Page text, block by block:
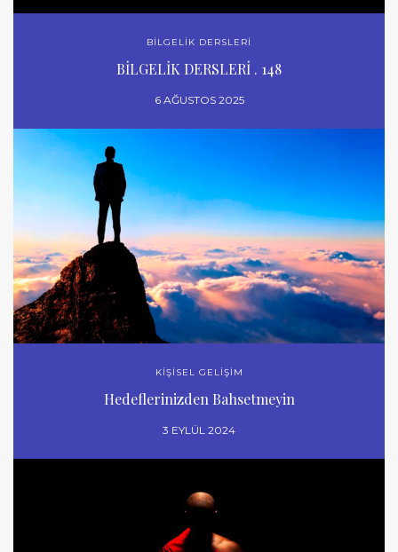
BİLGELİK DERSLERİ
BİLGELİK DERSLERİ . 148
6 AĞUSTOS 2025
KİŞİSEL GELİŞİM
Hedeflerinizden Bahsetmeyin
3 EYLÜL 2024